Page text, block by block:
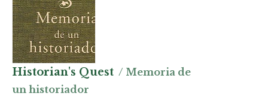
Historian's Quest / Memoria de
un historiador